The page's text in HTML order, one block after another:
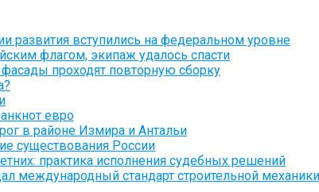
развития вступились на федеральном уровне
флагом, экипаж удалось спасти
проходят повторную сборку
евро
в районе Измира и Антальи
существования России
практика исполнения судебных решений
международный стандарт строительной